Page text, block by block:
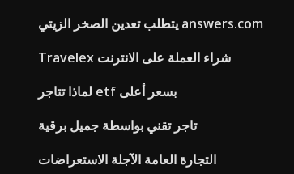
يتطلب تعدين الصخر الزيتي answers.com
Travelex شراء العملة على الانترنت
لماذا تتاجر etf بسعر أعلى
تاجر تقني بواسطة جميل برقية
التجارة العامة الآجلة الاستعراضات